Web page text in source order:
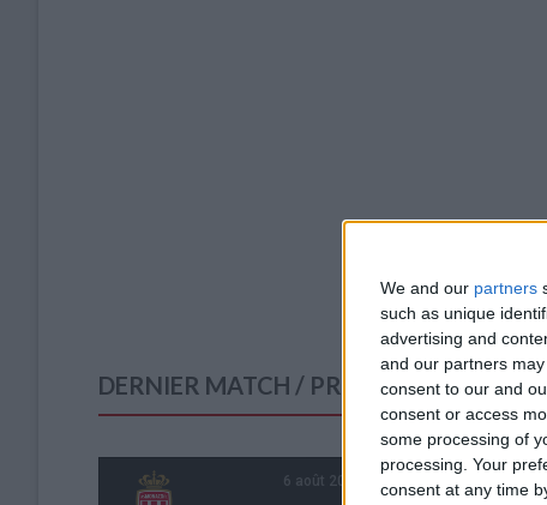
We and our partners
such as unique
advertising and
and our partners
consent to our and
consent or access
some processing of
processing. Your
consent at any time
DERNIER MATCH / PROCHAIN MATCH
6 août 2026